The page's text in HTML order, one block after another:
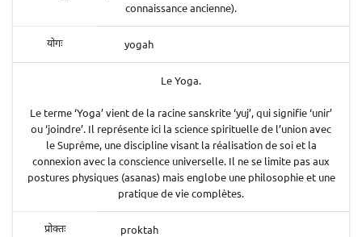
connaissance ancienne).
योगः yogah
Le Yoga.
Le terme ‘Yoga’ vient de la racine sanskrite ‘yuj’, qui signifie ‘unir’
ou ‘joindre’. Il représente ici la science spirituelle de l’union avec
le Suprême, une discipline visant la réalisation de soi et la
connexion avec la conscience universelle. Il ne se limite pas aux
postures physiques (asanas) mais englobe une philosophie et une
pratique de vie complètes.
प्रोक्तः proktah